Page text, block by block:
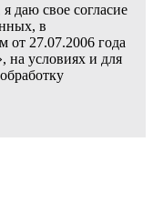
даю свое согласие
в
от 27.07.2006 года
условиях и для